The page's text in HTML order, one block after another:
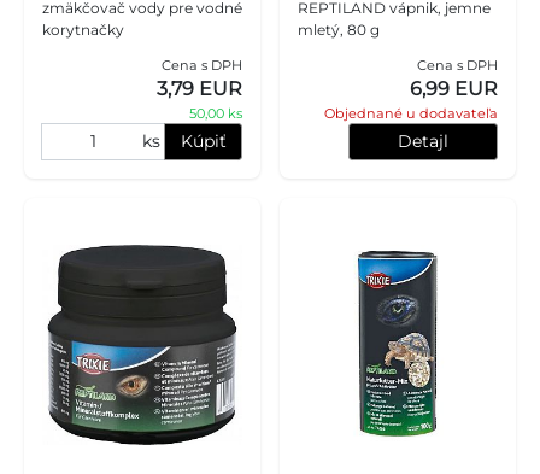
zmäkčovač vody pre vodné
korytnačky
Cena s DPH
3,79 EUR
50,00 ks
ks Kúpiť
REPTILAND vápnik, jemne
mletý, 80 g
Cena s DPH
6,99 EUR
Objednané u dodavateľa
Detajl